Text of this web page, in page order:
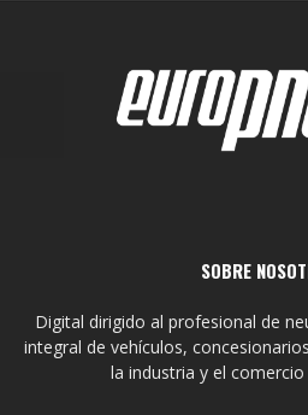
SOBRE
Digital dirigido al profesional de
integral de vehículos,
la industria y el